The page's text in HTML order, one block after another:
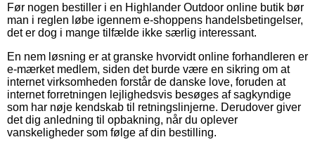
Før nogen bestiller i en Highlander Outdoor online butik bør
man i reglen løbe igennem e-shoppens handelsbetingelser,
det er dog i mange tilfælde ikke særlig interessant.
En nem løsning er at granske hvorvidt online forhandleren er
e-mærket medlem, siden det burde være en sikring om at
internet virksomheden forstår de danske love, foruden at
internet forretningen lejlighedsvis besøges af sagkyndige
som har nøje kendskab til retningslinjerne. Derudover giver
det dig anledning til opbakning, når du oplever
vanskeligheder som følge af din bestilling.